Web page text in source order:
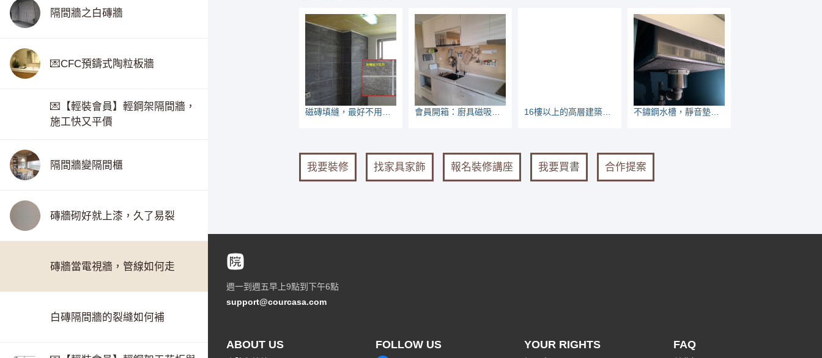
隔間牆之白磚牆
💌CFC預鑄式陶粒板牆
💌【輕裝會員】輕鋼架隔間牆，
施工快又平價
隔間牆變隔間櫃
磚牆砌好就上漆，久了易裂
磚牆當電視牆，管線如何走
白磚隔間牆的裂縫如何補
16樓以上的高層建築物，管材要不要用不燃管？ 不鏽鋼水槽，靜音墊要包到什麼程度？
我要裝修 找家具家飾 報名裝修講座 我要買書 合作提案
週一到週五早上9點到下午6點
support@courcasa.com
ABOUT US FOLLOW US YOUR RIGHTS FAQ